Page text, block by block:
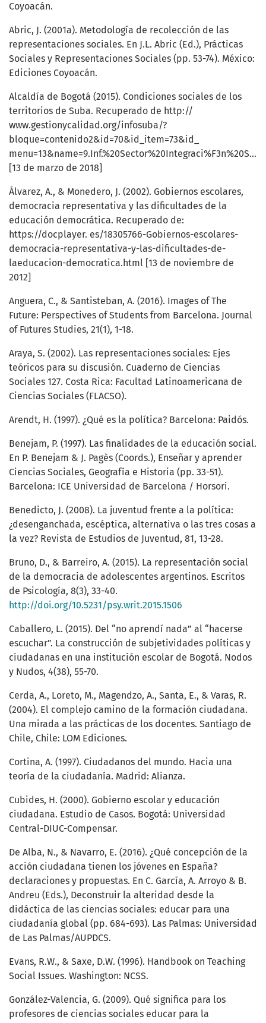
Coyoacán.
Abric, J. (2001a). Metodología de recolección de las
representaciones sociales. En J.L. Abric (Ed.), Prácticas
Sociales y Representaciones Sociales (pp. 53-74). México:
Ediciones Coyoacán.
Alcaldía de Bogotá (2015). Condiciones sociales de los
territorios de Suba. Recuperado de http://
www.gestionycalidad.org/infosuba/?
bloque=contenido2&id=70&id_item=73&id_
[13 de marzo de 2018]
Álvarez, A., & Monedero, J. (2002). Gobiernos escolares,
democracia representativa y las dificultades de la
educación democrática. Recuperado de:
https://docplayer. es/18305766-Gobiernos-escolares-
democracia-representativa-y-las-dificultades-de-
laeducacion-democratica.html [13 de noviembre de
2012]
Anguera, C., & Santisteban, A. (2016). Images of The
Future: Perspectives of Students from Barcelona. Journal
of Futures Studies, 21(1), 1-18.
Araya, S. (2002). Las representaciones sociales: Ejes
teóricos para su discusión. Cuaderno de Ciencias
Sociales 127. Costa Rica: Facultad Latinoamericana de
Ciencias Sociales (FLACSO).
Arendt, H. (1997). ¿Qué es la política? Barcelona: Paidós.
Benejam, P. (1997). Las finalidades de la educación social.
En P. Benejam & J. Pagès (Coords.), Enseñar y aprender
Ciencias Sociales, Geografía e Historia (pp. 33-51).
Barcelona: ICE Universidad de Barcelona / Horsori.
Benedicto, J. (2008). La juventud frente a la política:
¿desenganchada, escéptica, alternativa o las tres cosas a
la vez? Revista de Estudios de Juventud, 81, 13-28.
Bruno, D., & Barreiro, A. (2015). La representación social
de la democracia de adolescentes argentinos. Escritos
de Psicología, 8(3), 33-40.
http://doi.org/10.5231/psy.writ.2015.1506
Caballero, L. (2015). Del “no aprendí nada” al “hacerse
escuchar”. La construcción de subjetividades políticas y
ciudadanas en una institución escolar de Bogotá. Nodos
y Nudos, 4(38), 55-70.
Cerda, A., Loreto, M., Magendzo, A., Santa, E., & Varas, R.
(2004). El complejo camino de la formación ciudadana.
Una mirada a las prácticas de los docentes. Santiago de
Chile, Chile: LOM Ediciones.
Cortina, A. (1997). Ciudadanos del mundo. Hacia una
teoría de la ciudadanía. Madrid: Alianza.
Cubides, H. (2000). Gobierno escolar y educación
ciudadana. Estudio de Casos. Bogotá: Universidad
Central-DIUC-Compensar.
De Alba, N., & Navarro, E. (2016). ¿Qué concepción de la
acción ciudadana tienen los jóvenes en España?
declaraciones y propuestas. En C. García, A. Arroyo & B.
Andreu (Eds.), Deconstruir la alteridad desde la
didáctica de las ciencias sociales: educar para una
ciudadanía global (pp. 684-693). Las Palmas: Universidad
de Las Palmas/AUPDCS.
Evans, R.W., & Saxe, D.W. (1996). Handbook on Teaching
Social Issues. Washington: NCSS.
González-Valencia, G. (2009). Qué significa para los
profesores de ciencias sociales educar para la